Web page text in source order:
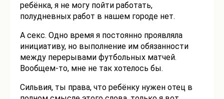
ребёнка, я не могу пойти работать,
полудневных работ в нашем городе нет.
А секс. Одно время я постоянно проявляла
инициативу, но выполнение им обязанности
между перерывами футбольных матчей.
Вообщем-то, мне не так хотелось бы.
Сильвия, ты права, что ребёнку нужен отец в